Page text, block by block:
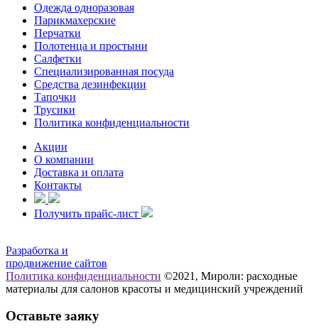
Одежда одноразовая
Парикмахерские
Перчатки
Полотенца и простыни
Салфетки
Специализированная посуда
Средства дезинфекции
Тапочки
Трусики
Политика конфиденциальности
Акции
О компании
Доставка и оплата
Контакты
Получить прайс-лист
Разработка и
продвижение сайтов
Политика конфиденциальности ©2021, Мироли: расходные
материалы для салонов красоты и медицинский учреждений
Оставьте заяку